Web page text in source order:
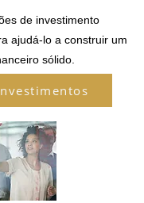
de investimento
ajudá-lo a construir um
sólido.